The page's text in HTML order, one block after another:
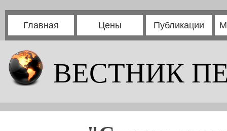
Главная Цены Публикации
ВЕСТНИК